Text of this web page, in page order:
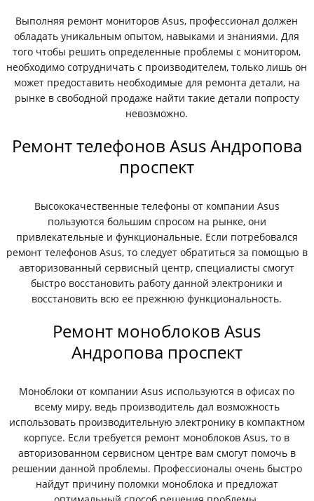
Выполняя ремонт мониторов Asus, профессионал должен
обладать уникальным опытом, навыками и знаниями. Для
того чтобы решить определенные проблемы с монитором,
необходимо сотрудничать с производителем, только лишь он
может предоставить необходимые для ремонта детали, на
рынке в свободной продаже найти такие детали попросту
невозможно.
Ремонт телефонов Asus Андропова
проспект
Высококачественные телефоны от компании Asus
пользуются большим спросом на рынке, они
привлекательные и функциональные. Если потребовался
ремонт телефонов Asus, то следует обратиться за помощью в
авторизованный сервисный центр, специалисты смогут
быстро восстановить работу данной электроники и
восстановить всю ее прежнюю функциональность.
Ремонт моноблоков Asus
Андропова проспект
Моноблоки от компании Asus используются в офисах по
всему миру, ведь производитель дал возможность
использовать производительную электронику в компактном
корпусе. Если требуется ремонт моноблоков Asus, то в
авторизованном сервисном центре вам смогут помочь в
решении данной проблемы. Профессионалы очень быстро
найдут причину поломки моноблока и предложат